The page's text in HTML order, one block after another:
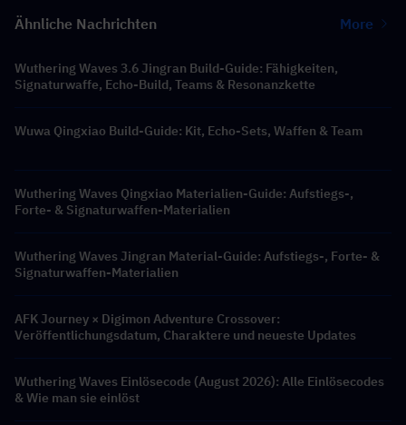
Ähnliche Nachrichten More
Wuthering Waves 3.6 Jingran Build-Guide: Fähigkeiten,
Signaturwaffe, Echo-Build, Teams & Resonanzkette
Wuwa Qingxiao Build-Guide: Kit, Echo-Sets, Waffen & Team
Wuthering Waves Qingxiao Materialien-Guide: Aufstiegs-,
Forte- & Signaturwaffen-Materialien
Wuthering Waves Jingran Material-Guide: Aufstiegs-, Forte- &
Signaturwaffen-Materialien
AFK Journey × Digimon Adventure Crossover:
Veröffentlichungsdatum, Charaktere und neueste Updates
Wuthering Waves Einlösecode (August 2026): Alle Einlösecodes
& Wie man sie einlöst